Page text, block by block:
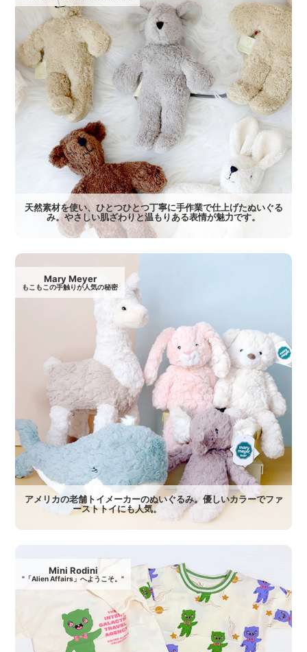
天然素材を使い、ひとつひとつ丁寧に手作業で仕上げたぬいぐる
み。やさしい肌ざわりと温もりある表情が魅力です。
Mary Meyer
もこもこの手触りが人気の秘密
アメリカの老舗トイメーカーのぬいぐるみ。優しいカラーでファ
ーストトイにも人気。
Mini Rodini
"「Alien Affairs」へようこそ。"